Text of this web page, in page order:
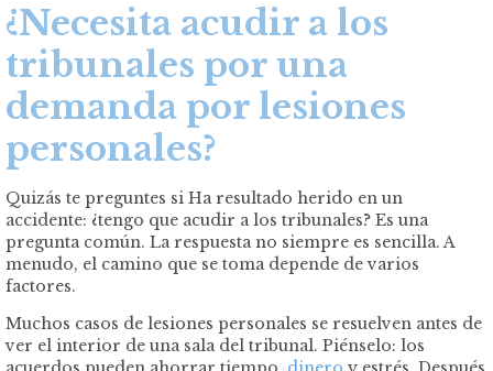
¿Necesita acudir a los
tribunales por una
demanda por lesiones
personales?
Quizás te preguntes si Ha resultado herido en un
accidente: ¿tengo que acudir a los tribunales? Es una
pregunta común. La respuesta no siempre es sencilla. A
menudo, el camino que se toma depende de varios
factores.
Muchos casos de lesiones personales se resuelven antes de
ver el interior de una sala del tribunal. Piénselo: los